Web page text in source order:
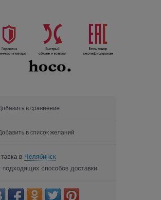
в сравнение
в список желаний
в Челябинск
подходящих способов доставки